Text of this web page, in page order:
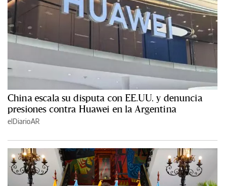
China escala su disputa con EE.UU. y denuncia
presiones contra Huawei en la Argentina
elDiarioAR